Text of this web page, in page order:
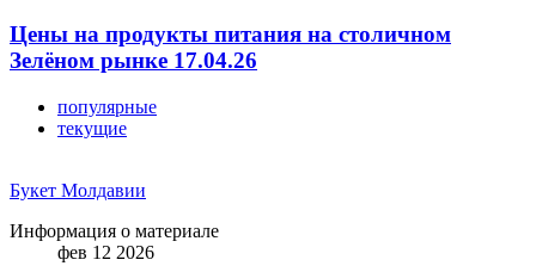
Цены на продукты питания на столичном
Зелёном рынке 17.04.26
популярные
текущие
Букет Молдавии
Информация о материале
фев 12 2026